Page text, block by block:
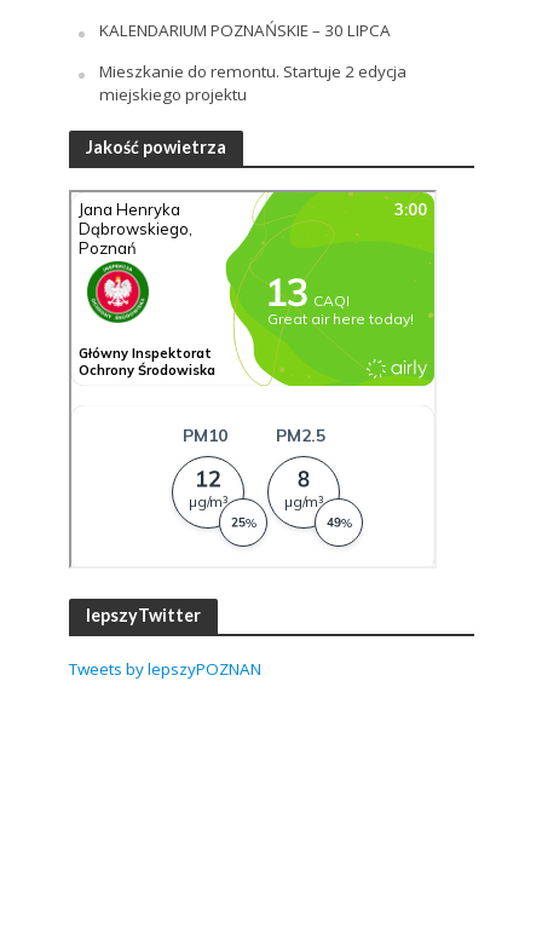
KALENDARIUM POZNAŃSKIE – 30 LIPCA
Mieszkanie do remontu. Startuje 2 edycja
miejskiego projektu
Jakość powietrza
lepszyTwitter
Tweets by lepszyPOZNAN